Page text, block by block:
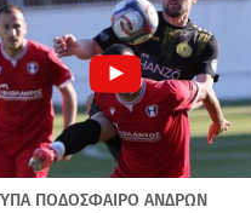
ΠΟΔΌΣΦΑΙΡΟ ΑΝΔΡΏΝ